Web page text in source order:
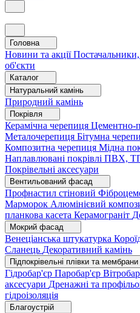
Головна
Новини та акції
об'єкти
Каталог
Натуральний камінь
Природний камінь
Покрівля
Керамічна черепиця Цементно-
Металочерепиця Бітумна
Композитна черепиця Мідна
Наплавлювані покрівлі ПВХ,
Покрівельні аксесуари
Вентильований фасад
Профнастил стіновий
Марморок Алюмінієвий
планкова касета Керамограніт
Мокрий фасад
Венеціанська штукатурка
Сланець Декоративний камінь
Підпокрівельні плівки та мембрани
Гідробар'єр Паробар'єр
аксесуари Дренажні та
гідроізоляція
Благоустрій